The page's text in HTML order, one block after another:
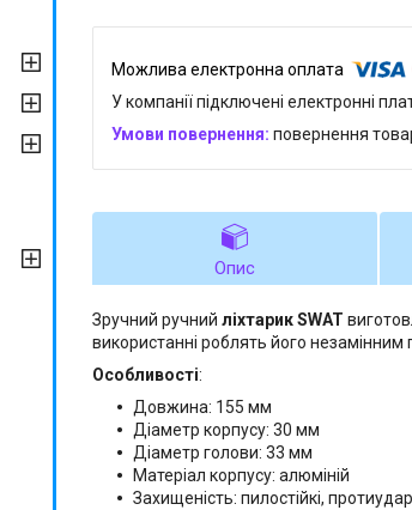
У компанії підключені електронні
повернення
Опис
Зручний ручний ліхтарик SWAT
використанні роблять його
Особливості:
Довжина: 155 мм
Діаметр корпусу: 30 мм
Діаметр голови: 33 мм
Матеріал корпусу: алюміній
Захищеність: пилостійкі,